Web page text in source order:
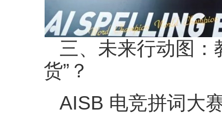
三、未来行动图：
货”？
AISB 电竞拼词大